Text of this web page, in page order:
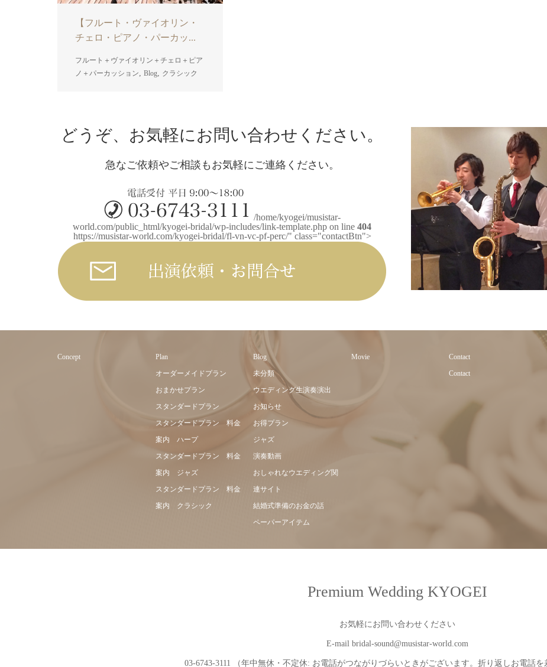
【フルート・ヴァイオリン・
チェロ・ピアノ・パーカッ...
フルート＋ヴァイオリン＋チェロ＋ピア
ノ＋パーカッション, Blog, クラシック
どうぞ、お気軽にお問い合わせください。
急なご依頼やご相談もお気軽にご連絡ください。
/home/kyogei/musistar-
world.com/public_html/kyogei-bridal/wp-includes/link-template.php on line 404
https://musistar-world.com/kyogei-bridal/fl-vn-vc-pf-perc/" class="contactBtn">
Concept
Plan
オーダーメイドプラン
おまかせプラン
スタンダードプラン
スタンダードプラン 料金
案内 ハープ
スタンダードプラン 料金
案内 ジャズ
スタンダードプラン 料金
案内 クラシック
Blog
未分類
ウエディング生演奏演出
お知らせ
お得プラン
ジャズ
演奏動画
おしゃれなウエディング関
連サイト
結婚式準備のお金の話
ペーパーアイテム
Movie
Contact
Contact
Premium Wedding KYOGEI
お気軽にお問い合わせください
E-mail bridal-sound@musistar-world.com
03-6743-3111 （年中無休・不定休: お電話がつながりづらいときがございます。折り返しお電話を